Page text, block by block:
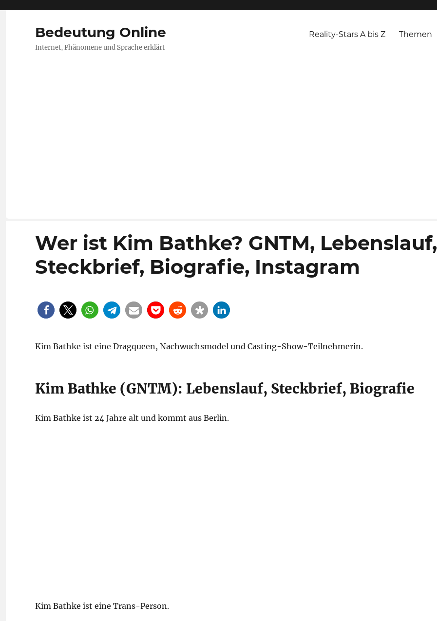
Bedeutung Online
Internet, Phänomene und Sprache erklärt
Reality-Stars A bis Z Themen
Wer ist Kim Bathke? GNTM, Lebenslauf,
Steckbrief, Biografie, Instagram
Kim Bathke ist eine Dragqueen, Nachwuchsmodel und Casting-Show-Teilnehmerin.
Kim Bathke (GNTM): Lebenslauf, Steckbrief, Biografie
Kim Bathke ist 24 Jahre alt und kommt aus Berlin.
Kim Bathke ist eine Trans-Person.